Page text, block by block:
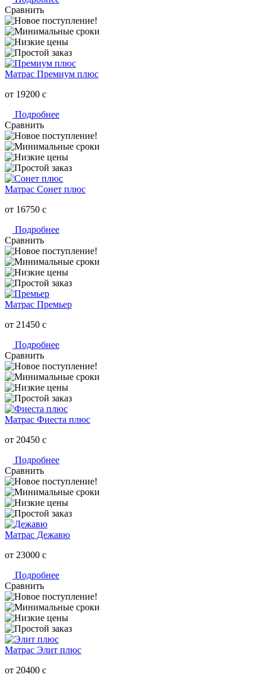
Сравнить
Матрас Премиум плюс
от 19200 c
Подробнее
Сравнить
Матрас Сонет плюс
от 16750 c
Подробнее
Сравнить
Матрас Премьер
от 21450 c
Подробнее
Сравнить
Матрас Фиеста плюс
от 20450 c
Подробнее
Сравнить
Матрас Дежавю
от 23000 c
Подробнее
Сравнить
Матрас Элит плюс
от 20400 c